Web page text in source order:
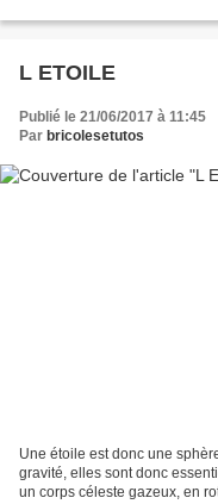
L ETOILE
Publié le 21/06/2017 à 11:45
Par bricolesetutos
Une étoile est donc une
gravité, elles sont donc
un corps céleste gazeux, en